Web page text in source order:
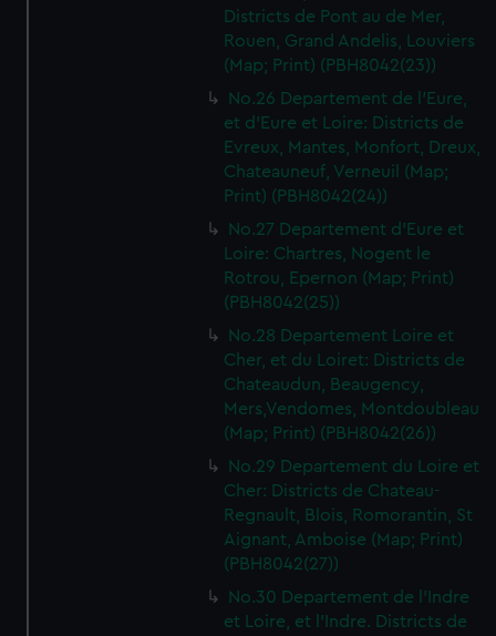
Districts de Pont au de Mer,
Rouen, Grand Andelis, Louviers
(Map; Print) (PBH8042(23))
No.26 Departement de l'Eure,
et d'Eure et Loire: Districts de
Evreux, Mantes, Monfort, Dreux,
Chateauneuf, Verneuil (Map;
Print) (PBH8042(24))
No.27 Departement d'Eure et
Loire: Chartres, Nogent le
Rotrou, Epernon (Map; Print)
(PBH8042(25))
No.28 Departement Loire et
Cher, et du Loiret: Districts de
Chateaudun, Beaugency,
Mers,Vendomes, Montdoubleau
(Map; Print) (PBH8042(26))
No.29 Departement du Loire et
Cher: Districts de Chateau-
Regnault, Blois, Romorantin, St
Aignant, Amboise (Map; Print)
(PBH8042(27))
No.30 Departement de l'Indre
et Loire, et l'Indre. Districts de